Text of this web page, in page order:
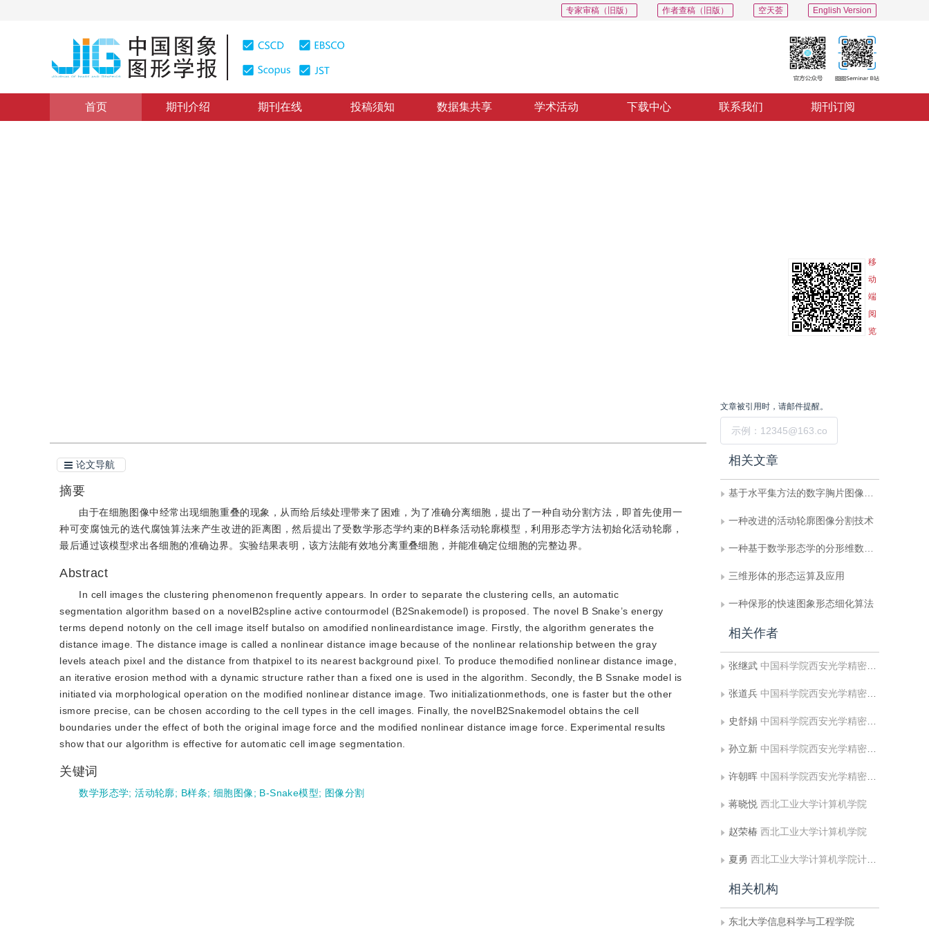
English Version
空天荟
作者查稿（旧版）
专家审稿（旧版）
首页 期刊介绍 期刊在线 投稿须知 数据集共享 学术活动 下载中心 联系我们 期刊订阅
移
动
端
阅
览
论文导航
摘要
由于在细胞图像中经常出现细胞重叠的现象，从而给后续处理带来了困难，为了准确分离细胞，提出了一种自动分割方法，即首先使用一
种可变腐蚀元的迭代腐蚀算法来产生改进的距离图，然后提出了受数学形态学约束的B样条活动轮廓模型，利用形态学方法初始化活动轮廓，
最后通过该模型求出各细胞的准确边界。实验结果表明，该方法能有效地分离重叠细胞，并能准确定位细胞的完整边界。
Abstract
In cell images the clustering phenomenon frequently appears. In order to separate the clustering cells, an automatic
segmentation algorithm based on a novelB2spline active contourmodel (B2Snakemodel) is proposed. The novel B Snake’s energy
terms depend notonly on the cell image itself butalso on amodified nonlineardistance image. Firstly, the algorithm generates the
distance image. The distance image is called a nonlinear distance image because of the nonlinear relationship between the gray
levels ateach pixel and the distance from thatpixel to its nearest background pixel. To produce themodified nonlinear distance image,
an iterative erosion method with a dynamic structure rather than a fixed one is used in the algorithm. Secondly, the B Ssnake model is
initiated via morphological operation on the modified nonlinear distance image. Two initializationmethods, one is faster but the other
ismore precise, can be chosen according to the cell types in the cell images. Finally, the novelB2Snakemodel obtains the cell
boundaries under the effect of both the original image force and the modified nonlinear distance image force. Experimental results
show that our algorithm is effective for automatic cell image segmentation.
关键词
数学形态学;活动轮廓; B样条; 细胞图像; B-Snake模型; 图像分割
文章被引用时，请邮件提醒。
相关文章
基于水平集方法的数字胸片图像分割
一种改进的活动轮廓图像分割技术
一种基于数学形态学的分形维数估计方法
三维形体的形态运算及应用
一种保形的快速图象形态细化算法
相关作者
张继武 中国科学院西安光学精密机械研究所
张道兵 中国科学院西安光学精密机械研究所
史舒娟 中国科学院西安光学精密机械研究所;东北大学信息科学与工程学院
孙立新 中国科学院西安光学精密机械研究所;东北大学信息科学与工程学院
许朝晖 中国科学院西安光学精密机械研究所
蒋晓悦 西北工业大学计算机学院
赵荣椿 西北工业大学计算机学院
夏勇 西北工业大学计算机学院计算机信息与工程系
相关机构
东北大学信息科学与工程学院